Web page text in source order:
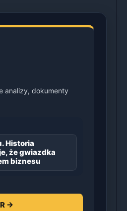
analizy, dokumenty
Historia
że gwiazdka
biznesu
→